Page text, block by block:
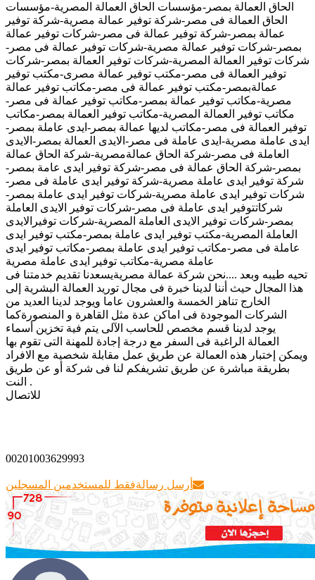
الحاق العمالة بمصر-مؤسسات الحاق العمالة المصرية-مؤسسات
الحاق العمالة فى مصر-شركة توفير عمالة مصرية-شركة توفير
عمالة بمصر-شركة توفير عمالة فى مصر-شركات توفير عمالة
بمصر-شركات توفير عمالة مصرية-شركات توفير عمالة فى مصر-
شركات توفير العمالة المصرية-شركات توفير العمالة بمصر-شركات
توفير العمالة فى مصر-مكتب توفير عمالة مصرى-مكتب توفير
عمالةبمصر-مكتب توفير عمالة فى مصر-مكاتب توفير عمالة
مصرية-مكاتب توفير عمالة بمصر-مكاتب توفير عمالة فى مصر-
مكاتب توفير العمالة المصرية-مكاتب توفير العمالة بمصر-مكاتب
توفير العمالة فى مصر-مكاتب لديها عمالة بمصر-ايدى عاملة بمصر-
ايدى عاملة مصرية-ايدى عاملة فى مصر-الايدى العمالة بمصر-الايدى
العاملة فى مصر-شركة الحاق عمالةمصرية-شركة الحاق عمالة
بمصر-شركة الحاق عمالة فى مصر-شركة توفير ايدى عامة بمصر-
شركة توفير ايدى عاملة مصرية-شركة توفير ايدى عاملة فى مصر-
شركات توفير ايدى عاملة مصرية-شركات توفير ايدى عاملة بمصر-
شركاتتوفير ايدى عاملة فى مصر-شركات توفير الايدى العاملة
بمصر-شركات توفير الايدى العاملة المصرية-شركات توفيرالايدى
العاملة المصرية-مكتب توفير ايدى عاملة بمصر-مكتب توفير ايدى
عاملة فى مصر-مكاتب توفير ايدى عاملة بمصر-مكاتب توفير ايدى
عاملة مصرية-مكاتب توفير ايدى عاملة مصرية
تحيه طيبه وبعد ....نحن شركة عمالة مصريةيسعدنا تقديم خدمتنا فى
هذا المجال حيث أننا لدينا خبرة فى مجال توريد العمالة البشرية إلى
الخارج تناهز الخمسة والعشرون عاما ويوجد لدينا العديد من
الشركات الموجودة فى اماكن عدة مثل القاهرة و المنصورةكما
يوجد لدينا قسم مخصص للحاسب الآلى يتم فية تخزين أسماء
العمالة الراغبة فى السفر مع درجة إجادة للمهنة التى تقوم بها
ويمكن إختبار هذه العمالة عن طريق عمل مقابلة شخصية مع الافراد
بطريقة مباشرة عن طريق تشريفكم لنا فى شركة أو عن طريق
النت .
للاتصال
00201003629993
أرسل رسالةفقط للمستخدمين المسجلين